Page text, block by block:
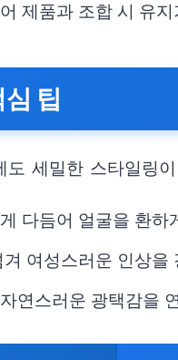
제품과 조합 시 유
팁
세밀한 스타일링
다듬어 얼굴을 환하
여성스러운 인상을
연스러운 광택감을